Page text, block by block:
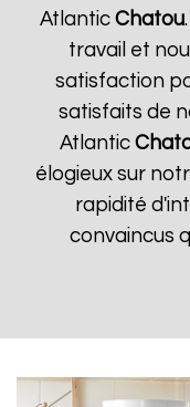
AtlanticChatou
travail et
satisfaction
satisfaits de
Atlantic
élogieux sur
rapidité
convaincus